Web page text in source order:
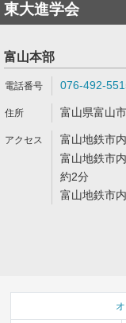
東大進学会
富山本部
076-492-
富山県富山
富山地鉄市
富山地鉄市
約2分
富山地鉄市